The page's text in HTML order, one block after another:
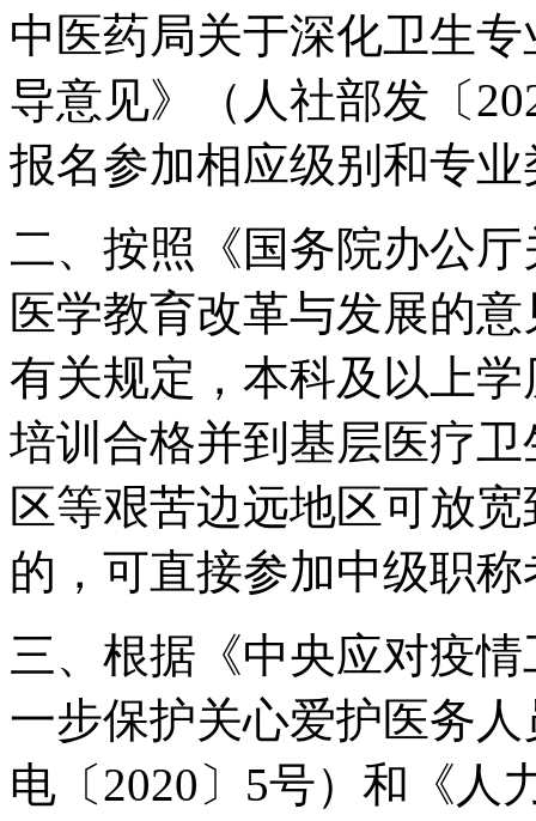
中医药局关于深化卫生
导意见》（人社部发〔
报名参加相应级别和专
二、按照《国务院办公
医学教育改革与发展的
有关规定，本科及以上
培训合格并到基层医疗
区等艰苦边远地区可放
的，可直接参加中级职称
三、根据《中央应对疫
一步保护关心爱护医务
电〔2020〕5号）和《人